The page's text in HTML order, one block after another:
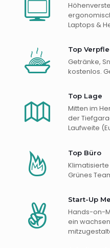
Laptops &
Top
Getränke,
kostenlos.
Top Lage
Mitten im
der
Laufweite
Top Büro
Grünes
Start-Up
Hands-on-
ein